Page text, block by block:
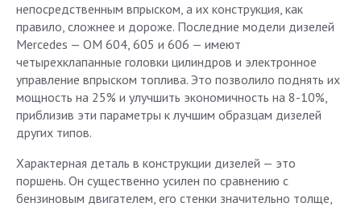
непосредственным впрыском, а их конструкция, как
правило, сложнее и дороже. Последние модели дизелей
Mercedes — ОМ 604, 605 и 606 — имеют
четырехклапанные головки цилиндров и электронное
управление впрыском топлива. Это позволило поднять их
мощность на 25% и улучшить экономичность на 8-10%,
приблизив эти параметры к лучшим образцам дизелей
других типов.
Характерная деталь в конструкции дизелей — это
поршень. Он существенно усилен по сравнению с
бензиновым двигателем, его стенки значительно толще,